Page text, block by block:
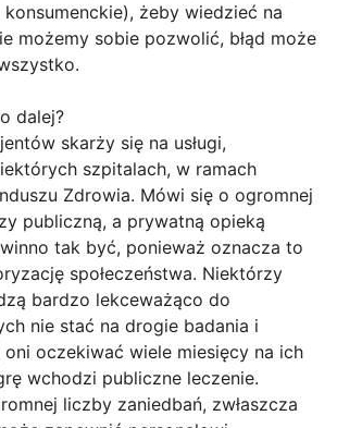
żeby wiedzieć na
możemy sobie pozwolić, błąd może
dalej?
skarży się na usługi,
szpitalach, w ramach
Zdrowia. Mówi się o ogromnej
publiczną, a prywatną opieką
tak być, ponieważ oznacza to
społeczeństwa. Niektórzy
bardzo lekceważąco do
nie stać na drogie badania i
oni oczekiwać wiele miesięcy na ich
wchodzi publiczne leczenie.
liczby zaniedbań, zwłaszcza